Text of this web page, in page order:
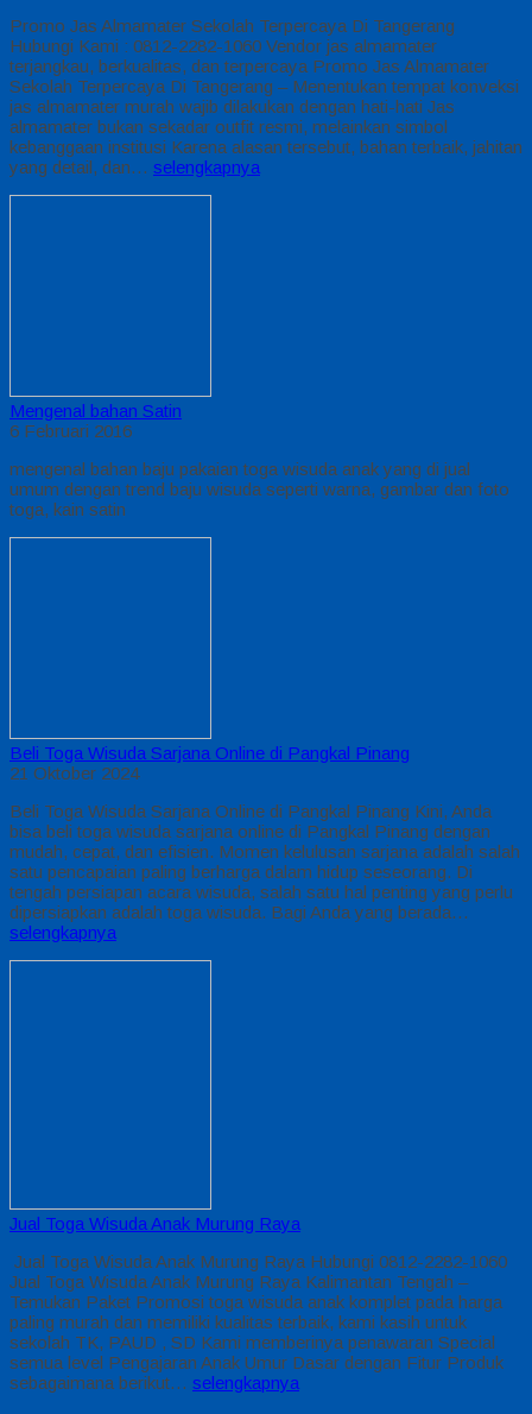
Promo Jas Almamater Sekolah Terpercaya Di Tangerang
Hubungi Kami : 0812-2282-1060 Vendor jas almamater
terjangkau, berkualitas, dan terpercaya Promo Jas Almamater
Sekolah Terpercaya Di Tangerang – Menentukan tempat konveksi
jas almamater murah wajib dilakukan dengan hati-hati Jas
almamater bukan sekadar outfit resmi, melainkan simbol
kebanggaan institusi Karena alasan tersebut, bahan terbaik, jahitan
yang detail, dan… selengkapnya
Mengenal bahan Satin
6 Februari 2016
mengenal bahan baju pakaian toga wisuda anak yang di jual
umum dengan trend baju wisuda seperti warna, gambar dan foto
toga, kain satin
Beli Toga Wisuda Sarjana Online di Pangkal Pinang
21 Oktober 2024
Beli Toga Wisuda Sarjana Online di Pangkal Pinang Kini, Anda
bisa beli toga wisuda sarjana online di Pangkal Pinang dengan
mudah, cepat, dan efisien. Momen kelulusan sarjana adalah salah
satu pencapaian paling berharga dalam hidup seseorang. Di
tengah persiapan acara wisuda, salah satu hal penting yang perlu
dipersiapkan adalah toga wisuda. Bagi Anda yang berada…
selengkapnya
Jual Toga Wisuda Anak Murung Raya
Jual Toga Wisuda Anak Murung Raya Hubungi 0812-2282-1060
Jual Toga Wisuda Anak Murung Raya Kalimantan Tengah –
Temukan Paket Promosi toga wisuda anak komplet pada harga
paling murah dan memiliki kualitas terbaik, kami kasih untuk
sekolah TK, PAUD , SD Kami memberinya penawaran Special
semua level Pengajaran Anak Umur Dasar dengan Fitur Produk
sebagaimana berikut… selengkapnya